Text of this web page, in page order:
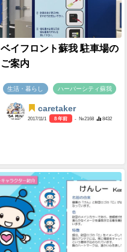
ベイフロント蘇我 駐車場の
ご案内
生活・暮らし ハーバーシティ蘇我
caretaker
2017/11/1 8 年前 - №2168 8432